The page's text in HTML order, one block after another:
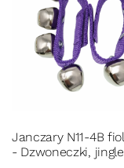
Janczary N11-4B
- Dzwoneczki,